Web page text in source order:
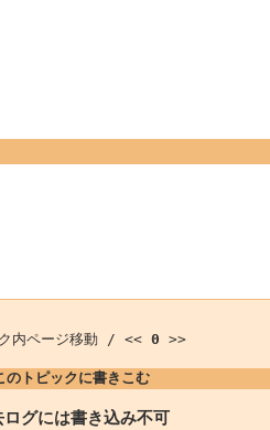
ク内ページ移動 / << 0 >>
のトピックに書きこむ
ログには書き込み不可